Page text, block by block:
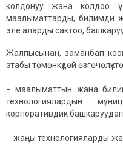
колдонуу жана колдоо
маалыматтарды, билимди
эле аларды сактоо, башкаруу,
Жалпысынан, заманбап коом
этабы төмөнкүдөй
− маалыматтын жана
технологиялардын
корпоративдик
− жаңы технологияларды